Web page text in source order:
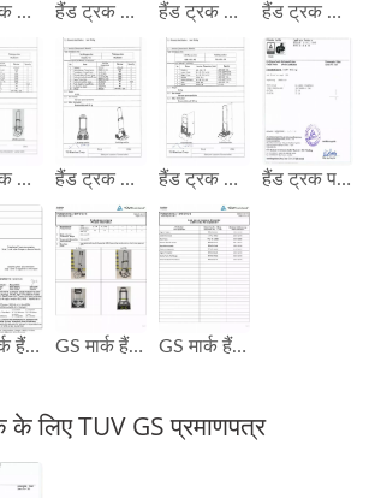
हैंड ट्रक GS मार्क परीक्षण रिपोर्ट हैंड ट्रक GS मार्क परीक्षण रिपोर्ट हैंड ट्रक GS मार्क परीक्षण रिपोर्ट हैंड ट्रक लोडिंग 90 KG GS परीक्षण रिपोर्ट
हैंड ट्रक लोडिंग 120 KG GS परीक्षण रिपोर्ट हैंड ट्रक लोडिंग 90 KG GS परीक्षण रिपोर्ट हैंड ट्रक लोडिंग 120 KG GS परीक्षण रिपोर्ट हैंड ट्रक परीक्षण रिपोर्ट GS परीक्षण रिपोर्ट
GS मार्क हैंड ट्रक लोड 75 KG GS मार्क हैंड ट्रक लोड 75 KG GS मार्क हैंड ट्रक लोड 75 KG
के लिए TUV GS प्रमाणपत्र